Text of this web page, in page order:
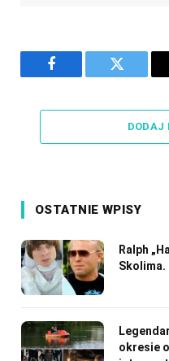
Facebook Twitter
DODAJ
OSTATNIE WPISY
Ralph
Skolima.
okresie